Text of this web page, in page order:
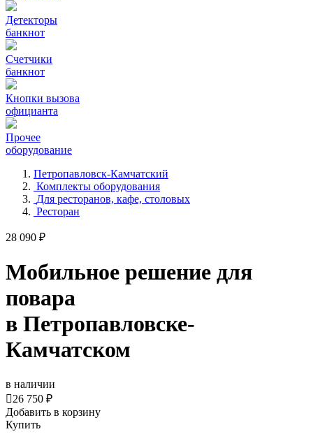
Детекторы
банкнот
Счетчики
банкнот
Кнопки вызова
официанта
Прочее
оборудование
Петропавловск-Камчатский
Комплекты оборудования
Для ресторанов, кафе, столовых
Ресторан
28 090 ₽
Мобильное решение для
повара
в Петропавловске-
Камчатском
в наличии
26 750 ₽
Добавить в корзину
Купить